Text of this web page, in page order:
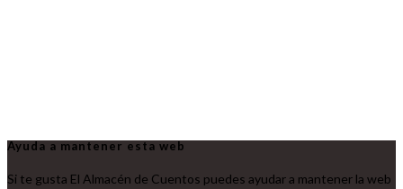
Ayuda a mantener esta web
Si te gusta El Almacén de Cuentos puedes ayudar a mantener la web